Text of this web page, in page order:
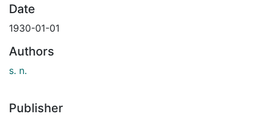
Date
1930-01-01
Authors
s. n.
Publisher